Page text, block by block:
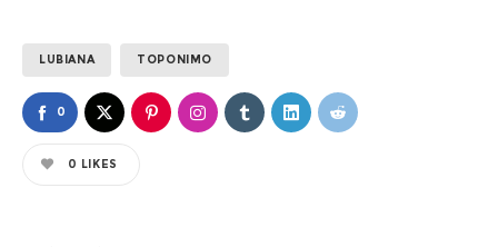
LUBIANA TOPONIMO
0
0 LIKES